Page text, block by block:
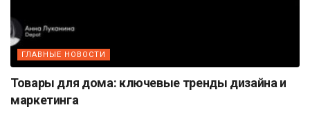
ГЛАВНЫЕ НОВОСТИ
Товары для дома: ключевые тренды дизайна и
маркетинга